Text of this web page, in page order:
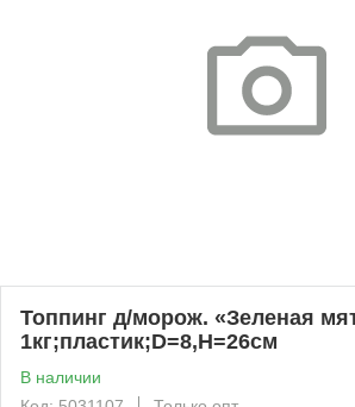
Топпинг д/морож. «Зеленая
1кг;пластик;D=8,H=26см
В наличии